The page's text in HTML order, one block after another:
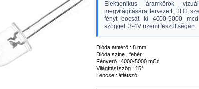
Elektronikus áramkörök
megvilágítására tervezett, THT
fényt bocsát ki 4000-5000
szöggel, 3-4V üzemi feszültségen.
Dióda átmérő : 8 mm
Dióda színe : fehér
Fényerő : 4000-5000 mCd
Világítási szög : 15°
Lencse : átlátszó